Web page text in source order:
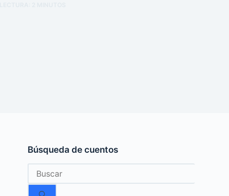
Búsqueda de cuentos
Sin
resultados